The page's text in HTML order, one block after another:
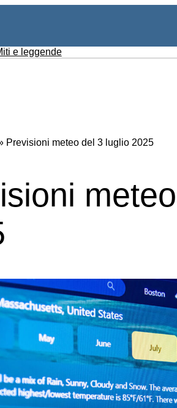
e leggende
Previsioni meteo del 3 luglio 2025